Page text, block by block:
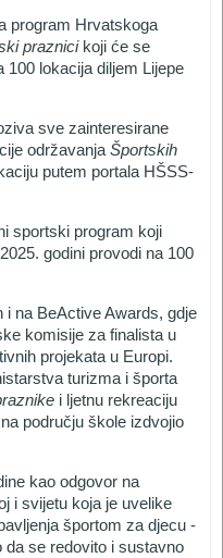
program Hrvatskoga
praznicikoji će se
100 lokacija diljem Lijepe
sve zainteresirane
održavanja Športskih
putem portala HŠSS-
sportski program koji
godini provodi na 100
i na BeActive Awards, gdje
komisije za finalista u
projekata u Europi.
turizma i športa
i ljetnu rekreaciju
području škole izdvojio
kao odgovor na
i svijetu koja je uvelike
športom za djecu -
se redovito i sustavno